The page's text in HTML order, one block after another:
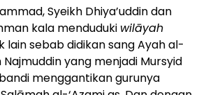
Syeikh Dhiya’uddin dan
kala menduduki wilāyah
lain sebab didikan sang Ayah al-
Najmuddin yang menjadi Mursyid
menggantikan gurunya